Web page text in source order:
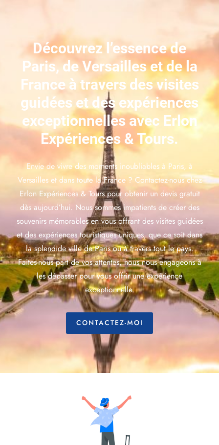
Découvrez l’essence de
Paris, de Versailles et de la
France à travers des visites
guidées et des expériences
exceptionnelles avec Erlon
Expériences & Tours.
Envie de vivre des moments inoubliables à Paris, à
Versailles et dans toute la France ? Contactez-nous chez
Erlon Expériences & Tours pour obtenir un devis gratuit
dès aujourd’hui. Nous sommes impatients de créer des
souvenirs mémorables en vous offrant des visites guidées
et des expériences touristiques uniques, que ce soit dans
la splendide ville de Paris ou à travers tout le pays.
Faites-nous part de vos attentes, nous nous engageons à
les dépasser pour vous offrir une expérience
exceptionnelle.
CONTACTEZ-MOI